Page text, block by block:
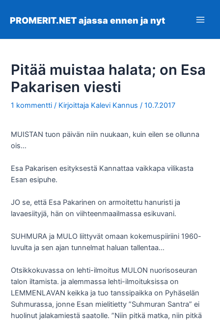
sisältöön
PROMERIT.NET ajassa ennen ja nyt
Pitää muistaa halata; on Esa
Pakarisen viesti
1 kommentti / Kirjoittaja Kalevi Kannus/10.7.2017
MUISTAN tuon päivän niin nuukaan, kuin eilen se ollunna
ois…
Esa Pakarisen esityksestä Kannattaa vaikkapa vilikasta
Esan esipuhe.
JO se, että Esa Pakarinen on armoitettu hanuristi ja
lavaesiityjä, hän on viihteenmaailmassa esikuvani.
SUHMURA ja MULO liittyvät omaan kokemuspiiriini 1960-
luvulta ja sen ajan tunnelmat haluan tallentaa…
Otsikkokuvassa on lehti-ilmoitus MULON nuorisoseuran
talon iltamista. ja alemmassa lehti-ilmoituksissa on
LEMMENLAVAN keikka ja tuo tanssipaikka on Pyhäselän
Suhmurassa, jonne Esan mielitietty ”Suhmuran Santra” ei
huolinut jalakamiestä saatolle. ”Niin pitkä matka, niin pitkä